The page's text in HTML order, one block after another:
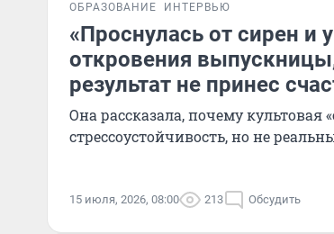
ОБРАЗОВАНИЕ ИНТЕРВЬЮ
«Проснулась от сирен и
откровения
результат не принес
Она рассказала, почему культовая
стрессоустойчивость, но не
15 июля, 2026, 08:00 213 Обсудить